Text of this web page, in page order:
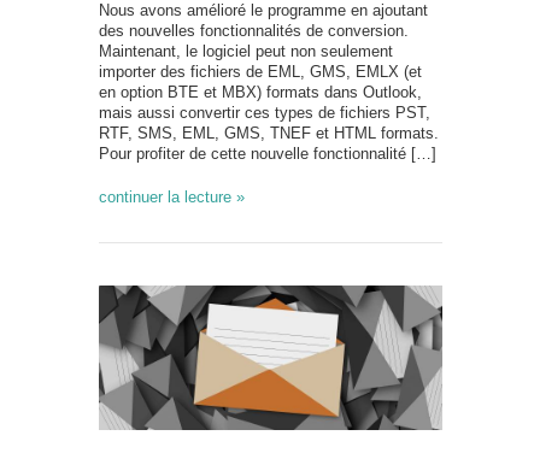
Nous avons amélioré le programme en ajoutant
des nouvelles fonctionnalités de conversion.
Maintenant, le logiciel peut non seulement
importer des fichiers de EML, GMS, EMLX (et
en option BTE et MBX) formats dans Outlook,
mais aussi convertir ces types de fichiers PST,
RTF, SMS, EML, GMS, TNEF et HTML formats.
Pour profiter de cette nouvelle fonctionnalité […]
continuer la lecture »